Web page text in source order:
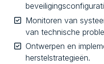
Monitoren van
van technische
Ontwerpen en
herstelstrategieën.